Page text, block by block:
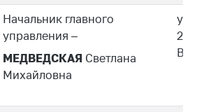
Начальник главного
управления –
МЕДВЕДСКАЯ Светлана
Михайловна
ул.